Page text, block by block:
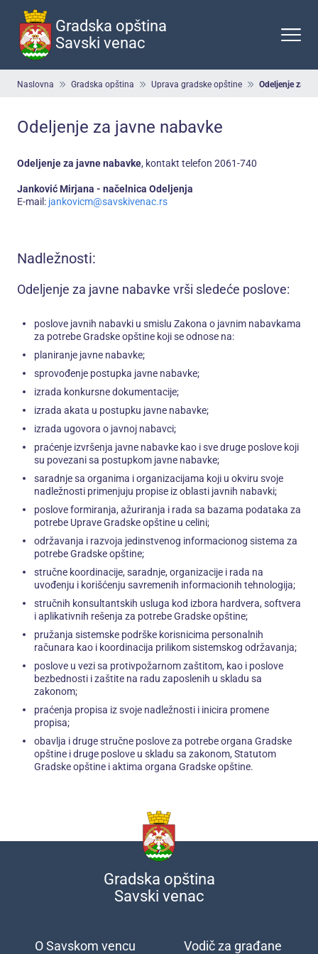
Preskoči
glavni
sadržaja
Gradska opština
Savski venac
Breadcrumb
Naslovna Gradska opština Uprava gradske opštine Odeljenje za
Odeljenje za javne nabavke
Odeljenje za javne nabavke, kontakt telefon 2061-740
Janković Mirjana - načelnica Odeljenja
E-mail: jankovicm@savskivenac.rs
Nadležnosti:
Odeljenje za javne nabavke vrši sledeće poslove:
poslove javnih nabavki u smislu Zakona o javnim nabavkama
za potrebe Gradske opštine koji se odnose na:
planiranje javne nabavke;
sprovođenje postupka javne nabavke;
izrada konkursne dokumentacije;
izrada akata u postupku javne nabavke;
izrada ugovora o javnoj nabavci;
praćenje izvršenja javne nabavke kao i sve druge poslove koji
su povezani sa postupkom javne nabavke;
saradnje sa organima i organizacijama koji u okviru svoje
nadležnosti primenjuju propise iz oblasti javnih nabavki;
poslove formiranja, ažuriranja i rada sa bazama podataka za
potrebe Uprave Gradske opštine u celini;
održavanja i razvoja jedinstvenog informacionog sistema za
potrebe Gradske opštine;
stručne koordinacije, saradnje, organizacije i rada na
uvođenju i korišćenju savremenih informacionih tehnologija;
stručnih konsultantskih usluga kod izbora hardvera, softvera
i aplikativnih rešenja za potrebe Gradske opštine;
pružanja sistemske podrške korisnicima personalnih
računara kao i koordinacija prilikom sistemskog održavanja;
poslove u vezi sa protivpožarnom zaštitom, kao i poslove
bezbednosti i zaštite na radu zaposlenih u skladu sa
zakonom;
praćenja propisa iz svoje nadležnosti i inicira promene
propisa;
obavlja i druge stručne poslove za potrebe organa Gradske
opštine i druge poslove u skladu sa zakonom, Statutom
Gradske opštine i aktima organa Gradske opštine.
Gradska opština
Savski venac
Подножје
O Savskom vencu Vodič za građane